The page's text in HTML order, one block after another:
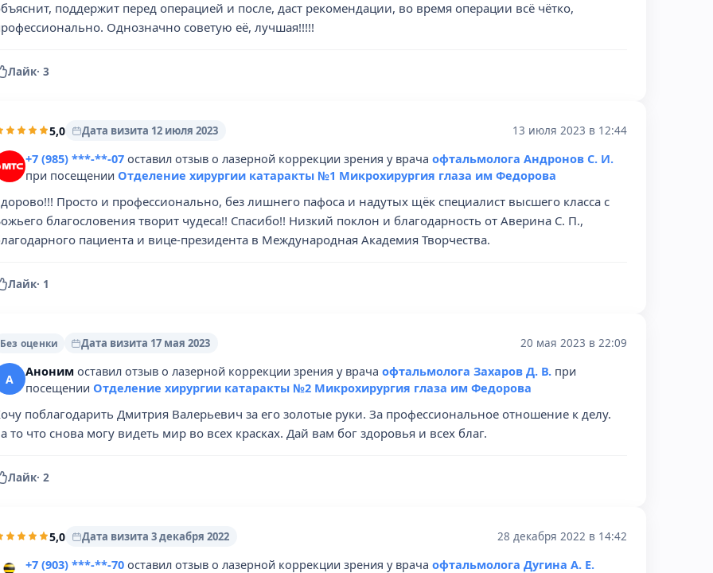
поддержит перед операцией и после, даст рекомендации, во время операции всё чётко,
Однозначно советую её, лучшая!!!!!
Лайк· 3
5,0 Дата визита 12 июля 2023 13 июля 2023 в 12:44
+7 (985) ***-**-07 оставил отзыв о лазерной коррекции зрения у врача офтальмолога Андронов С. И.
при посещении Отделение хирургии катаракты №1 Микрохирургия глаза им Федорова
Просто и профессионально, без лишнего пафоса и надутых щёк специалист высшего класса с
благословения творит чудеса!! Спасибо!! Низкий поклон и благодарность от Аверина С. П.,
пациента и вице-президента в Международная Академия Творчества.
Лайк· 1
Без оценки Дата визита 17 мая 2023 20 мая 2023 в 22:09
А Аноним оставил отзыв о лазерной коррекции зрения у врача офтальмолога Захаров Д. В. при
посещении Отделение хирургии катаракты №2 Микрохирургия глаза им Федорова
поблагодарить Дмитрия Валерьевич за его золотые руки. За профессиональное отношение к делу.
то что снова могу видеть мир во всех красках. Дай вам бог здоровья и всех благ.
Лайк· 2
5,0 Дата визита 3 декабря 2022 28 декабря 2022 в 14:42
+7 (903) ***-**-70 оставил отзыв о лазерной коррекции зрения у врача офтальмолога Дугина А. Е.